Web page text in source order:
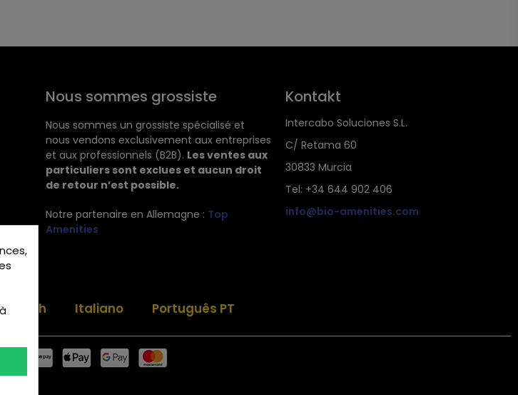
Nous sommes grossiste
Nous sommes un grossiste spécialisé et
nous vendons exclusivement aux entreprises
et aux professionnels (B2B). Les ventes aux
particuliers sont exclues et aucun droit
de retour n’est possible.
Notre partenaire en Allemagne : Top
Amenities
Kontakt
Intercabo Soluciones S.L.
C/ Retama 60
30833 Murcia
Tel: +34 644 902 406
info@bio-amenities.com
Italiano Português PT